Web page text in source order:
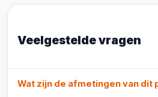
Veelgestelde vragen
Wat zijn de afmetingen van dit